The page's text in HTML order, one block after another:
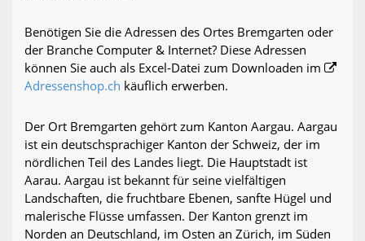
Benötigen Sie die Adressen des Ortes Bremgarten oder
der Branche Computer & Internet? Diese Adressen
können Sie auch als Excel-Datei zum Downloaden im
Adressenshop.ch käuflich erwerben.
Der Ort Bremgarten gehört zum Kanton Aargau. Aargau
ist ein deutschsprachiger Kanton der Schweiz, der im
nördlichen Teil des Landes liegt. Die Hauptstadt ist
Aarau. Aargau ist bekannt für seine vielfältigen
Landschaften, die fruchtbare Ebenen, sanfte Hügel und
malerische Flüsse umfassen. Der Kanton grenzt im
Norden an Deutschland, im Osten an Zürich, im Süden